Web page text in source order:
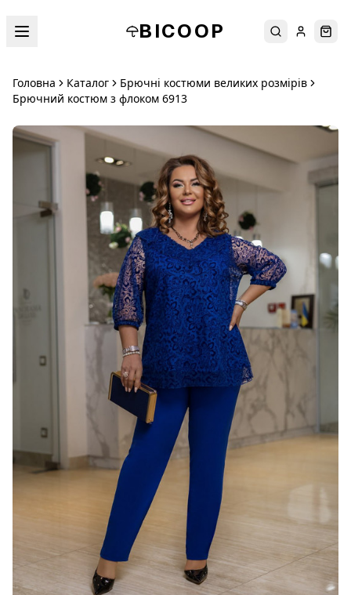
BICOOP ПошукУвійти
Головна Каталог
Брючні костюми великих розмірів
Брючний костюм з флоком 6913